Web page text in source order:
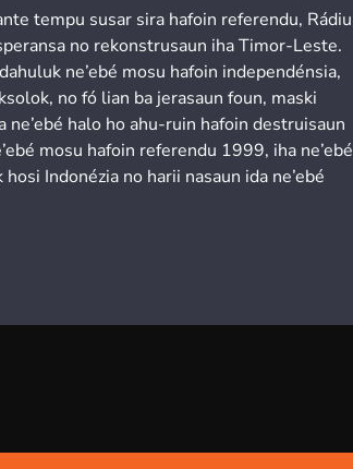
tempu susar sira hafoin referendu, Rádiu
no rekonstrusaun iha Timor-Leste.
ne’ebé mosu hafoin independénsia,
no fó lian ba jerasaun foun, maski
ne’ebé halo ho ahu-ruin hafoin destruisaun
mosu hafoin referendu 1999, iha ne’ebé
Indonézia no harii nasaun ida ne’ebé